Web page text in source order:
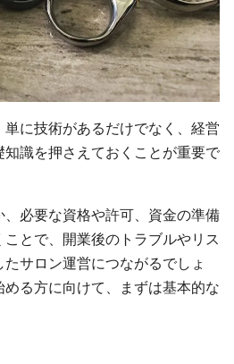
に技術があるだけでなく、経営
識を押さえておくことが重要で
、必要な資格や許可、資金の準備
とで、開業後のトラブルやリス
サロン運営につながるでしょ
める方に向けて、まずは基本的な